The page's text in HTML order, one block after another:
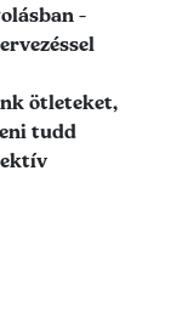
-
ötleteket,
tudd